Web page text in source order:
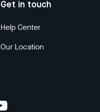
Get in touch
Help Center
Our Location